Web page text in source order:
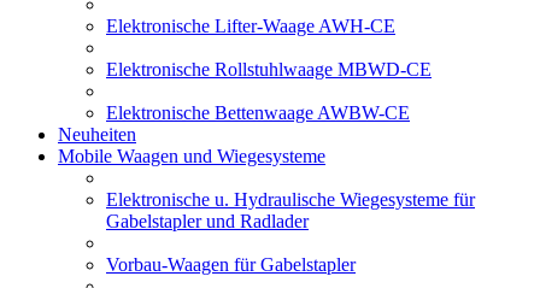
Elektronische Lifter-Waage AWH-CE
Elektronische Rollstuhlwaage MBWD-CE
Elektronische Bettenwaage AWBW-CE
Neuheiten
Mobile Waagen und Wiegesysteme
Elektronische u. Hydraulische Wiegesysteme für
Gabelstapler und Radlader
Vorbau-Waagen für Gabelstapler